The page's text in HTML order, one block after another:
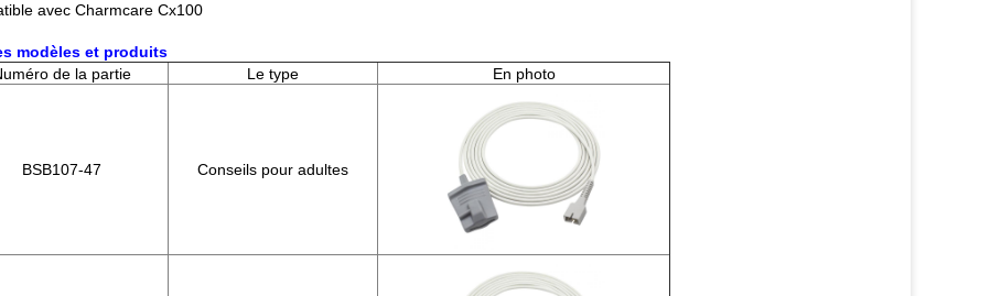
avec Charmcare Cx100
modèles et produits
de la partie
Le type En photo
BSB107-47 Conseils pour adultes